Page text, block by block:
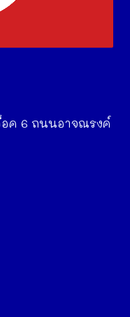
อค 6 ถนนอาจณรงค์